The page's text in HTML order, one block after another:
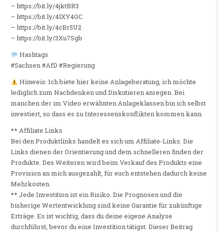
– https://bit.ly/4jktBR3
– https://bit.ly/4lXY4GC
– https://bit.ly/4cBr5U2
– https://bit.ly/3Xu7Sgb
Hashtags
#Sachsen #AfD #Regierung
Hinweis: Ich biete hier keine Anlageberatung, ich möchte
lediglich zum Nachdenken und Diskutieren anregen. Bei
manchen der im Video erwähnten Anlageklassen bin ich selbst
investiert, so dass es zu Interessenskonflikten kommen kann.
** Affiliate Links
Bei den Produktlinks handelt es sich um Affiliate-Links. Die
Links dienen der Orientierung und dem schnelleren finden der
Produkte. Des Weiteren wird beim Verkauf des Produkts eine
Provision an mich ausgezahlt, für euch entstehen dadurch keine
Mehrkosten.
** Jede Investition ist ein Risiko. Die Prognosen und die
bisherige Wertentwicklung sind keine Garantie für zukünftige
Erträge. Es ist wichtig, dass du deine eigene Analyse
durchführst, bevor du eine Investition tätigst. Dieser Beitrag